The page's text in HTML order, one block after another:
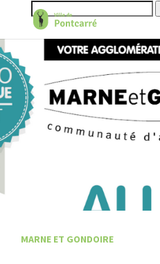
MARNE ET GONDOIRE